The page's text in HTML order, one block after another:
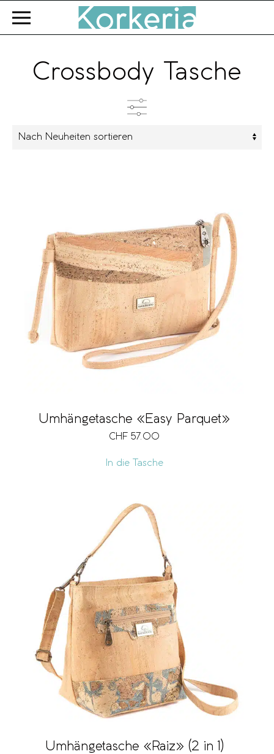
Zum Hauptinhalt springen
Crossbody Tasche
Kategorien
Farbe
Marke
Verschlussart
Volumen
Vegan
CHF 195
85 122 158
Umhängetasche «Easy Parquet»
CHF 57.00
In die Tasche
Umhängetasche «Raiz» (2 in 1)